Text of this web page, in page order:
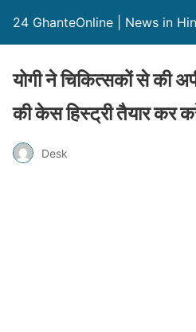
24 GhanteOnline | News in
योगी ने चिकित्सकों से की
की केस हिस्ट्री तैयार कर
Desk